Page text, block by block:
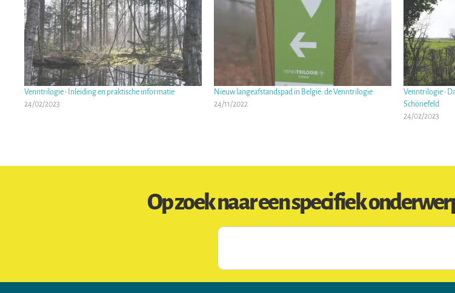
Venntrilogie • Inleiding en praktische informatie
24/02/2023
Nieuw langeafstandspad in België: de Venntrilogie
24/11/2022
Venntrilogie •
Schönefeld
24/02/2023
Op zoek naar een specifiek